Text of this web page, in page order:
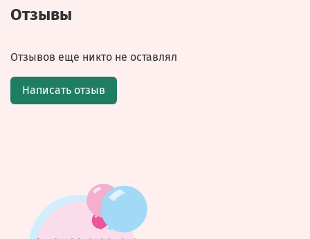
Отзывы
Отзывов еще никто не оставлял
Написать отзыв